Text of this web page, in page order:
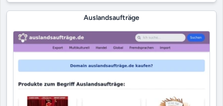
Auslandsaufträge